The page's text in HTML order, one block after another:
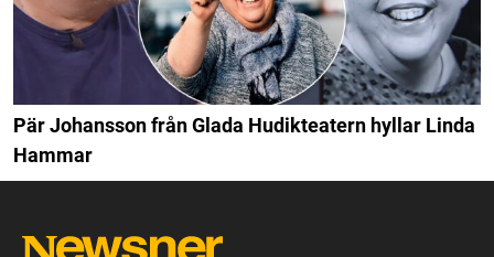
Pär Johansson från Glada Hudikteatern hyllar Linda
Hammar